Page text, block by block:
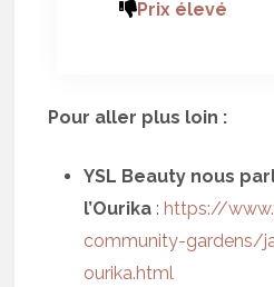
Prix élevé
Pour aller plus loin :
YSL Beauty nous
l’Ourika : https://
community-gardens/
ourika.html